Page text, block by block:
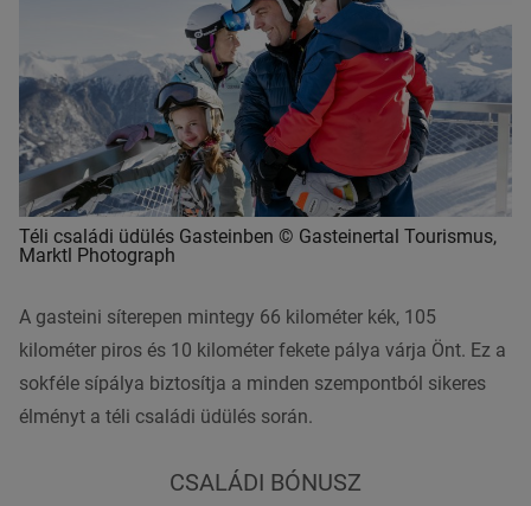
Téli családi üdülés Gasteinben © Gasteinertal Tourismus,
Marktl Photograph
A gasteini síterepen mintegy 66 kilométer kék, 105
kilométer piros és 10 kilométer fekete pálya várja Önt. Ez a
sokféle sípálya biztosítja a minden szempontból sikeres
élményt a téli családi üdülés során.
CSALÁDI BÓNUSZ